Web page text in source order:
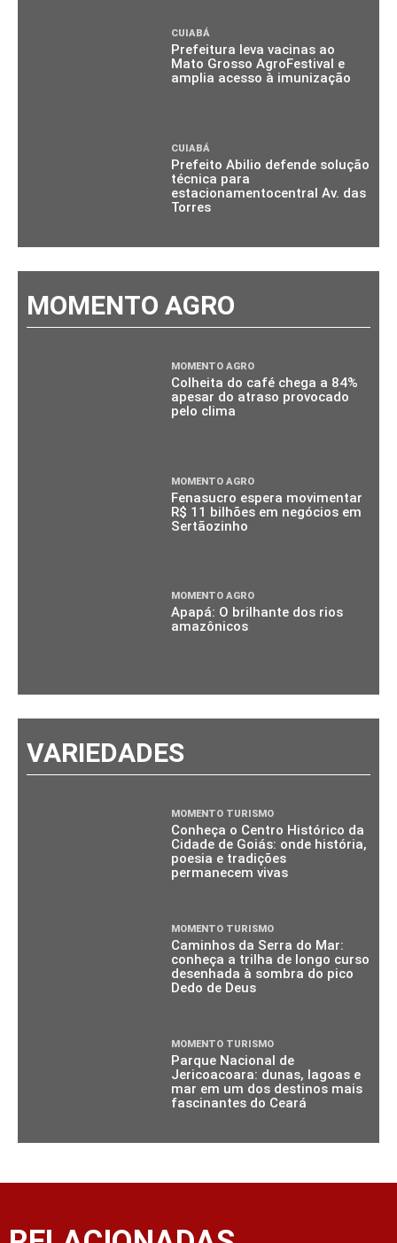
CUIABÁ
Prefeitura leva vacinas ao
Mato Grosso AgroFestival e
amplia acesso à imunização
CUIABÁ
Prefeito Abilio defende solução
técnica para
estacionamentocentral Av. das
Torres
MOMENTO AGRO
MOMENTO AGRO
Colheita do café chega a 84%
apesar do atraso provocado
pelo clima
MOMENTO AGRO
Fenasucro espera movimentar
R$ 11 bilhões em negócios em
Sertãozinho
MOMENTO AGRO
Apapá: O brilhante dos rios
amazônicos
VARIEDADES
MOMENTO TURISMO
Conheça o Centro Histórico da
Cidade de Goiás: onde história,
poesia e tradições
permanecem vivas
MOMENTO TURISMO
Caminhos da Serra do Mar:
conheça a trilha de longo curso
desenhada à sombra do pico
Dedo de Deus
MOMENTO TURISMO
Parque Nacional de
Jericoacoara: dunas, lagoas e
mar em um dos destinos mais
fascinantes do Ceará